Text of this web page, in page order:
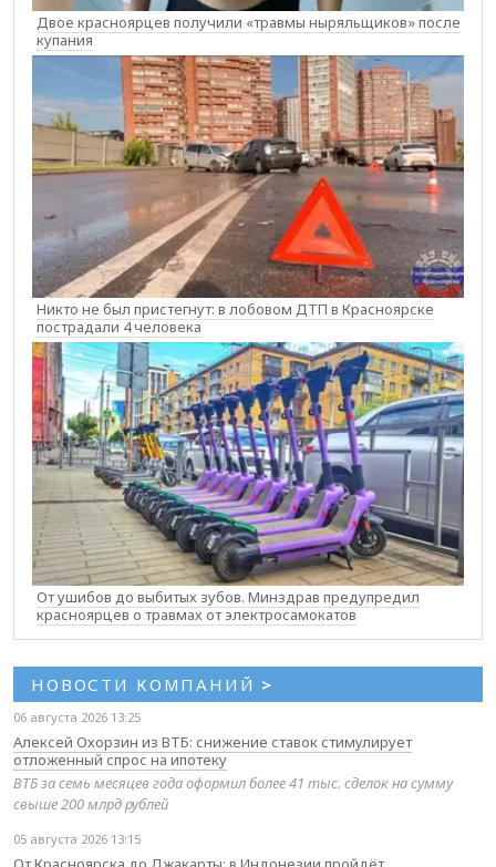
Двое красноярцев получили «травмы ныряльщиков» после
купания
Никто не был пристегнут: в лобовом ДТП в Красноярске
пострадали 4 человека
От ушибов до выбитых зубов. Минздрав предупредил
красноярцев о травмах от электросамокатов
НОВОСТИ КОМПАНИЙ >
06 августа 2026 13:25
Алексей Охорзин из ВТБ: снижение ставок стимулирует
отложенный спрос на ипотеку
ВТБ за семь месяцев года оформил более 41 тыс. сделок на сумму
свыше 200 млрд рублей
05 августа 2026 13:15